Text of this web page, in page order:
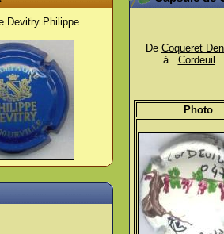
Devitry Philippe
De Coqueret
à Cordeuil
Photo